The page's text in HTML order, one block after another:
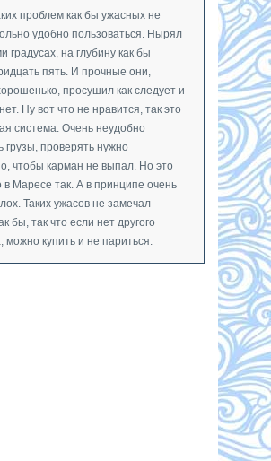
проблем как бы ужасных не
удобно пользоваться. Нырял
градусах, на глубину как бы
пять. И прочные они,
просушил как следует и
Ну вот что не нравится, так это
система. Очень неудобно
грузы, проверять нужно
чтобы карман не выпал. Но это
в Маресе так. А в принципе очень
Таких ужасов не замечал
бы, так что если нет другого
можно купить и не париться.